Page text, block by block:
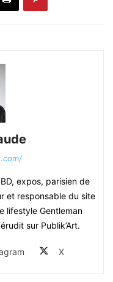
expos, parisien de
et responsable du site
lifestyle Gentleman
sur Publik’Art.
X